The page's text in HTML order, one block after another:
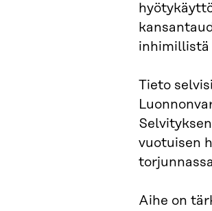
inhimillistä
Tieto
vuotuisen
Aihe on